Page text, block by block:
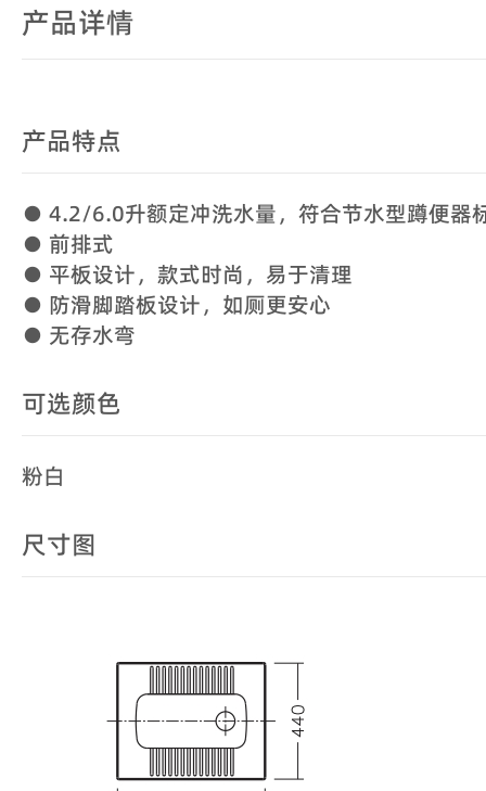
产品详情
产品特点
● 4.2/6.0升额定冲洗水量，符合节水型蹲便器
● 前排式
● 平板设计，款式时尚，易于清理
● 防滑脚踏板设计，如厕更安心
● 无存水弯
可选颜色
粉白
尺寸图